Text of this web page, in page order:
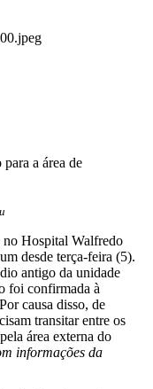
a área de
Hospital Walfredo
desde terça-feira (5).
antigo da unidade
foi confirmada à
causa disso, de
transitar entre os
área externa do
informações da